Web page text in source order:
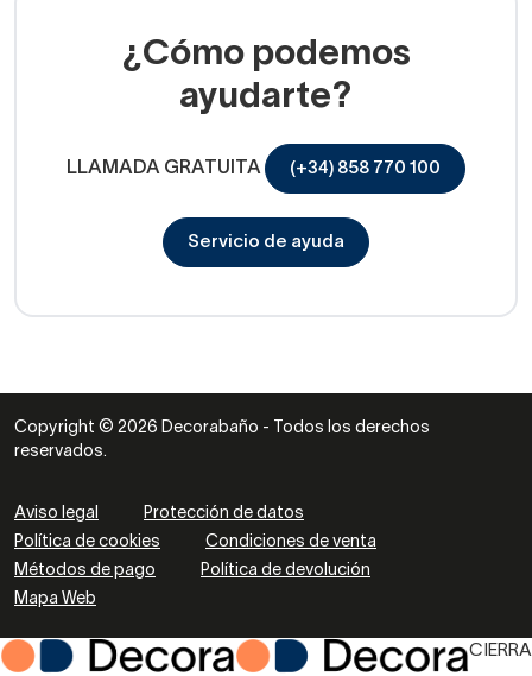
¿Cómo podemos
ayudarte?
LLAMADA GRATUITA (+34) 858 770 100
Servicio de ayuda
Copyright © 2026 Decorabaño - Todos los derechos
reservados.
Aviso legal
Protección de datos
Política de cookies
Condiciones de venta
Métodos de pago
Política de devolución
Mapa Web
CIERRA